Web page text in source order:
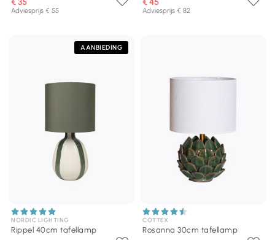
Adviesprijs € 55 Adviesprijs € 82
AANBIEDING
NORDIC LIGHTING
Rippel 40cm tafellamp
COTTEX
Rosanna 30cm tafellamp